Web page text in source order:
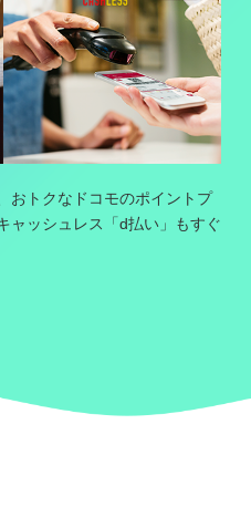
おトクなドコモのポイントプ
ャッシュレス「d払い」もすぐ